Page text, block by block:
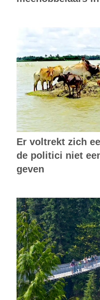
Er voltrekt zich
de politici niet
geven